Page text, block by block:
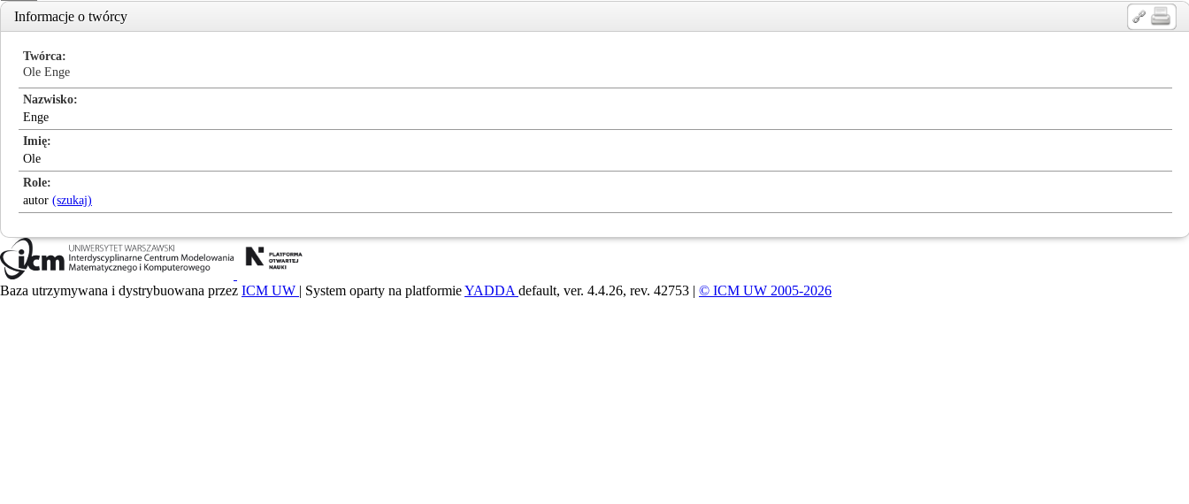
Informacje o twórcy
Twórca
Ole Enge
Nazwisko
Enge
Imię
Ole
Role
autor (szukaj)
Baza utrzymywana i dystrybuowana przez ICM UW | System oparty na platformieYADDA default, ver. 4.4.26, rev. 42753 | © ICM UW 2005-2026